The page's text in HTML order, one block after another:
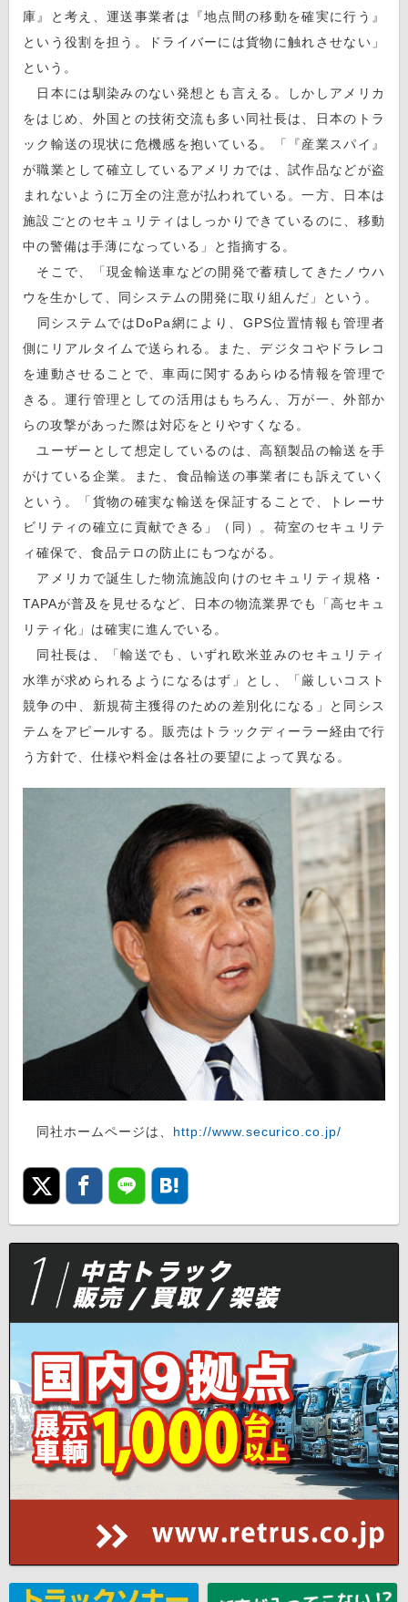
庫』と考え、運送事業者は『地点間の移動を確実に行う』
という役割を担う。ドライバーには貨物に触れさせない」
という。
日本には馴染みのない発想とも言える。しかしアメリカ
をはじめ、外国との技術交流も多い同社長は、日本のトラ
ック輸送の現状に危機感を抱いている。「『産業スパイ』
が職業として確立しているアメリカでは、試作品などが盗
まれないように万全の注意が払われている。一方、日本は
施設ごとのセキュリティはしっかりできているのに、移動
中の警備は手薄になっている」と指摘する。
そこで、「現金輸送車などの開発で蓄積してきたノウハ
ウを生かして、同システムの開発に取り組んだ」という。
同システムではDoPa網により、GPS位置情報も管理者
側にリアルタイムで送られる。また、デジタコやドラレコ
を連動させることで、車両に関するあらゆる情報を管理で
きる。運行管理としての活用はもちろん、万が一、外部か
らの攻撃があった際は対応をとりやすくなる。
ユーザーとして想定しているのは、高額製品の輸送を手
がけている企業。また、食品輸送の事業者にも訴えていく
という。「貨物の確実な輸送を保証することで、トレーサ
ビリティの確立に貢献できる」（同）。荷室のセキュリテ
ィ確保で、食品テロの防止にもつながる。
アメリカで誕生した物流施設向けのセキュリティ規格・
TAPAが普及を見せるなど、日本の物流業界でも「高セキュ
リティ化」は確実に進んでいる。
同社長は、「輸送でも、いずれ欧米並みのセキュリティ
水準が求められるようになるはず」とし、「厳しいコスト
競争の中、新規荷主獲得のための差別化になる」と同シス
テムをアピールする。販売はトラックディーラー経由で行
う方針で、仕様や料金は各社の要望によって異なる。
同社ホームページは、 http://www.securico.co.jp/